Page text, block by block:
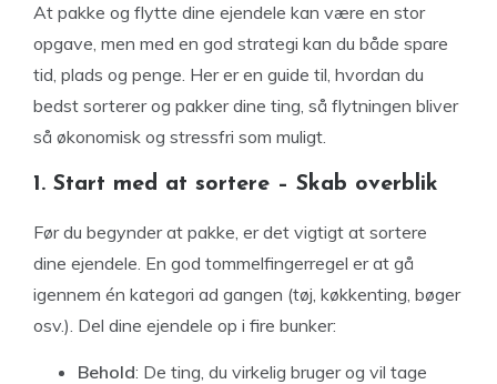
At pakke og flytte dine ejendele kan være en stor
opgave, men med en god strategi kan du både spare
tid, plads og penge. Her er en guide til, hvordan du
bedst sorterer og pakker dine ting, så flytningen bliver
så økonomisk og stressfri som muligt.
1. Start med at sortere – Skab overblik
Før du begynder at pakke, er det vigtigt at sortere
dine ejendele. En god tommelfingerregel er at gå
igennem én kategori ad gangen (tøj, køkkenting, bøger
osv.). Del dine ejendele op i fire bunker:
Behold: De ting, du virkelig bruger og vil tage